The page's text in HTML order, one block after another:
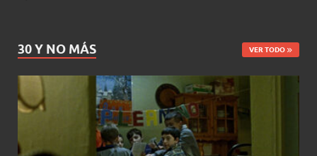
30 Y NO MÁS VER TODO